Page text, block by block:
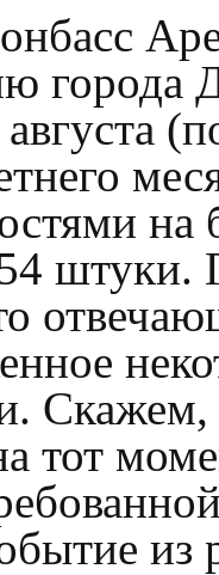
города
на
штуки.
Скажем,
тот
из